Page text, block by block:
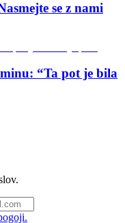
se z nami
“Ta pot je bila